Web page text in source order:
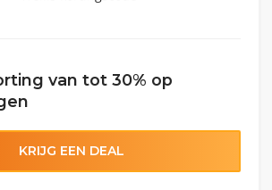
van tot 30% op
KRIJG EEN DEAL